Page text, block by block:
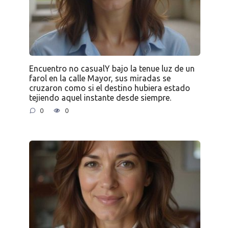
Encuentro no casualY bajo la tenue luz de un
farol en la calle Mayor, sus miradas se
cruzaron como si el destino hubiera estado
tejiendo aquel instante desde siempre.
0 0